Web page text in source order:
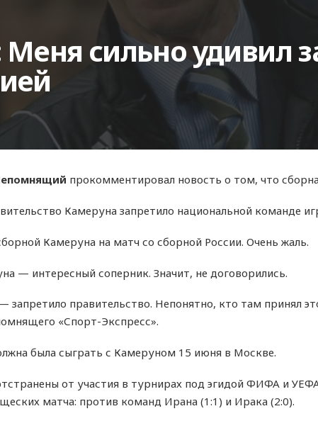
сильно удивил
прокомментировал новость о том, что
Камеруна запретило национальной команде
Камеруна на матч со сборной России. Очень жаль.
— интересный соперник. Значит, не договорились.
запретило правительство. Непонятно, кто там принял
«Спорт-Экспресс».
была сыграть с Камеруном 15 июня в Москве.
от участия в турнирах под эгидой ФИФА и
матча: против команд Ирана (1:1) и Ирака (2:0).